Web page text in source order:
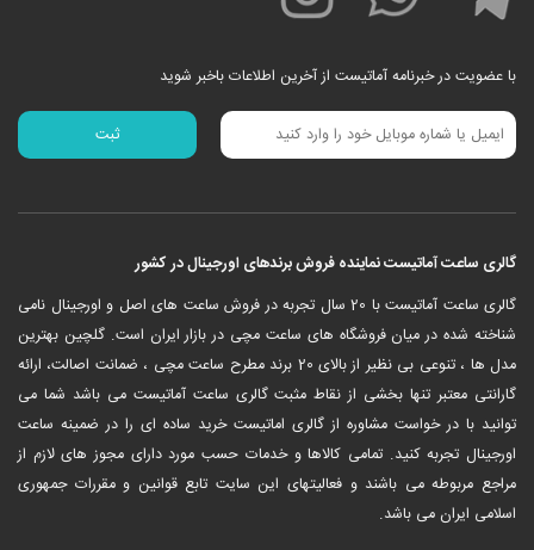
با عضویت در خبرنامه آماتیست از آخرین اطلاعات باخبر شوید
گالری ساعت آماتیست نماینده فروش برندهای اورجینال در کشور
‎گالری ساعت آماتیست با 20 سال تجربه در فروش ساعت های اصل و اورجینال نامی
شناخته شده در میان فروشگاه های ساعت مچی در بازار ایران است. گلچین بهترین
مدل ها ، تنوعی بی نظیر از بالای 20 برند مطرح ساعت مچی ، ضمانت اصالت، ارائه
گارانتی معتبر تنها بخشی از نقاط مثبت گالری ساعت آماتیست می باشد شما می
توانید با در خواست مشاوره از گالری اماتیست خرید ساده ای را در ضمینه ساعت
اورجینال تجربه کنید. تمامی کالاها و خدمات حسب مورد دارای مجوز های لازم از
مراجع مربوطه می باشند و فعالیتهای این سایت تابع قوانین و مقررات جمهوری
اسلامی ایران می باشد.